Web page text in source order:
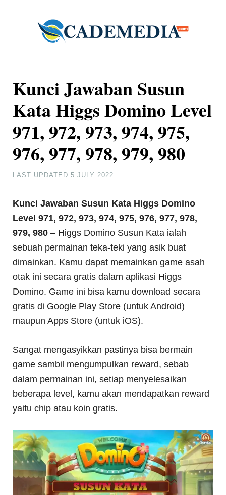
Kunci Jawaban Susun
Kata Higgs Domino Level
971, 972, 973, 974, 975,
976, 977, 978, 979, 980
LAST UPDATED5 JULY 2022
Kunci Jawaban Susun Kata Higgs Domino
Level 971, 972, 973, 974, 975, 976, 977, 978,
979, 980 – Higgs Domino Susun Kata ialah
sebuah permainan teka-teki yang asik buat
dimainkan. Kamu dapat memainkan game asah
otak ini secara gratis dalam aplikasi Higgs
Domino. Game ini bisa kamu download secara
gratis di Google Play Store (untuk Android)
maupun Apps Store (untuk iOS).
Sangat mengasyikkan pastinya bisa bermain
game sambil mengumpulkan reward, sebab
dalam permainan ini, setiap menyelesaikan
beberapa level, kamu akan mendapatkan reward
yaitu chip atau koin gratis.